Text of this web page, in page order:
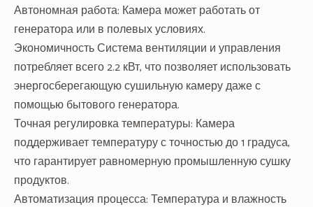
Автономная работа: Камера может работать от
генератора или в полевых условиях.
Экономичность Система вентиляции и управления
потребляет всего 2.2 кВт, что позволяет использовать
энергосберегающую сушильную камеру даже с
помощью бытового генератора.
Точная регулировка температуры: Камера
поддерживает температуру с точностью до 1 градуса,
что гарантирует равномерную промышленную сушку
продуктов.
Автоматизация процесса: Температура и влажность